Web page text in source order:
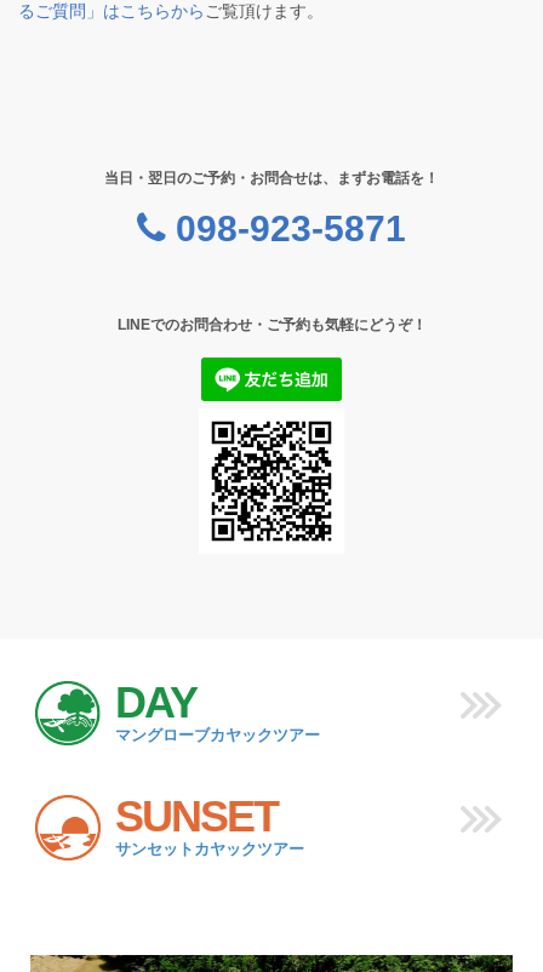
るご質問」はこちらから ご覧頂けます。
当日・翌日のご予約・お問合せは、まずお電話を！
098-923-5871
LINEでのお問合わせ・ご予約も気軽にどうぞ！
DAY
マングローブカヤックツアー
SUNSET
サンセットカヤックツアー